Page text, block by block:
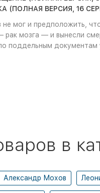
(ПОЛНАЯ ВЕРСИЯ, 16
мог и предположить,
мозга — и вынесли
поддельным
в
Александр Мохов